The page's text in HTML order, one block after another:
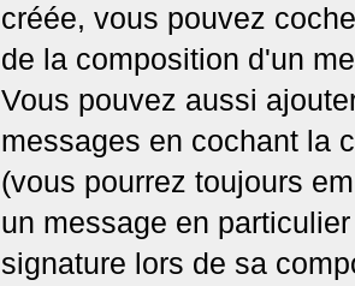
créée, vous pouvez
de la composition d'un
Vous pouvez aussi
messages en cochant la
(vous pourrez toujours
un message en
signature lors de sa